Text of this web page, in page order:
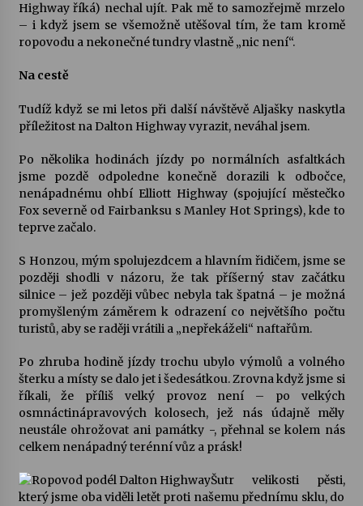
13. 7. 2026
Petr Adamec – Malovaný svět
Highway říká) nechal ujít. Pak mě to samozřejmě mrzelo
– i když jsem se všemožně utěšoval tím, že tam kromě
ropovodu a nekonečné tundry vlastně „nic není“.
Na cestě
Tudíž když se mi letos při další návštěvě Aljašky naskytla
příležitost na Dalton Highway vyrazit, neváhal jsem.
Po několika hodinách jízdy po normálních asfaltkách
jsme pozdě odpoledne konečně dorazili k odbočce,
nenápadnému ohbí Elliott Highway (spojující městečko
Fox severně od Fairbanksu s Manley Hot Springs), kde to
teprve začalo.
S Honzou, mým spolujezdcem a hlavním řidičem, jsme se
později shodli v názoru, že tak příšerný stav začátku
silnice – jež později vůbec nebyla tak špatná – je možná
promyšleným záměrem k odrazení co největšího počtu
turistů, aby se raději vrátili a „nepřekáželi“ naftařům.
Po zhruba hodině jízdy trochu ubylo výmolů a volného
šterku a místy se dalo jet i šedesátkou. Zrovna když jsme si
říkali, že příliš velký provoz není – po velkých
osmnáctinápravových kolosech, jež nás údajně měly
neustále ohrožovat ani památky -, přehnal se kolem nás
celkem nenápadný terénní vůz a prásk!
Šutr velikosti pěsti,
který jsme oba viděli letět proti našemu přednímu sklu, do